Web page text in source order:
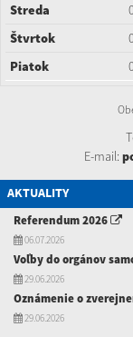
Streda
Štvrtok
Piatok
E-mail:
AKTUALITY
Referendum 2026
06.07.2026
Voľby do orgánov
29.06.2026
Oznámenie o
29.06.2026